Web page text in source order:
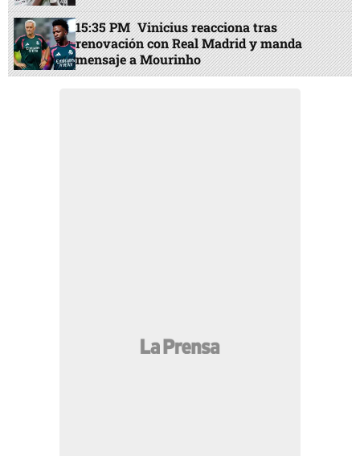
15:35 PM Vinicius reacciona tras
renovación con Real Madrid y manda
mensaje a Mourinho